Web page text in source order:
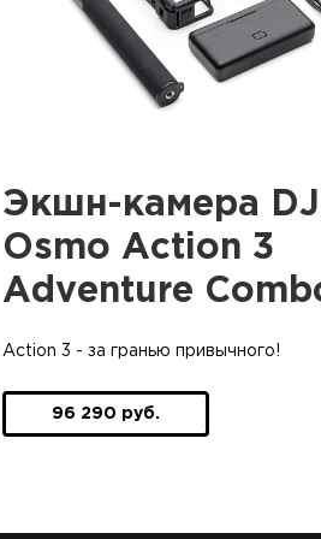
Экшн-камера
Osmo Action 3
Adventure
Action 3 - за гранью привычного!
96 290 руб.